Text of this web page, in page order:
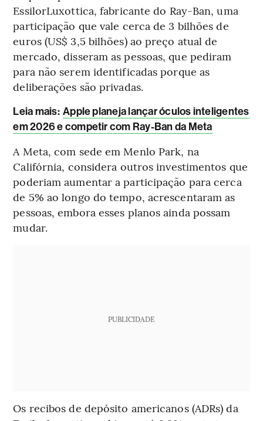
EssilorLuxottica, fabricante do Ray-Ban, uma
participação que vale cerca de 3 bilhões de
euros (US$ 3,5 bilhões) ao preço atual de
mercado, disseram as pessoas, que pediram
para não serem identificadas porque as
deliberações são privadas.
Leia mais: Apple planeja lançar óculos inteligentes
em 2026 e competir com Ray-Ban da Meta
A Meta, com sede em Menlo Park, na
Califórnia, considera outros investimentos que
poderiam aumentar a participação para cerca
de 5% ao longo do tempo, acrescentaram as
pessoas, embora esses planos ainda possam
mudar.
PUBLICIDADE
Os recibos de depósito americanos (ADRs) da